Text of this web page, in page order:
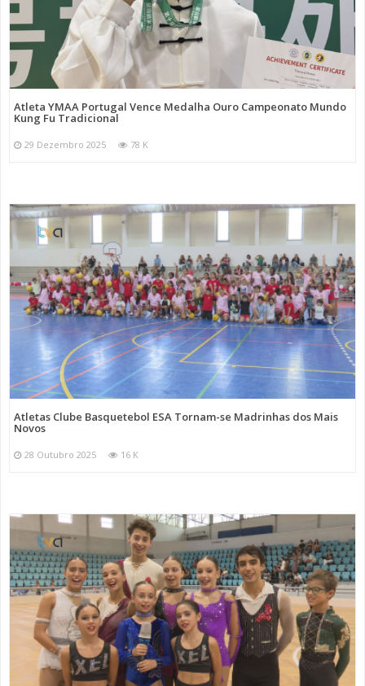
Atleta YMAA Portugal Vence Medalha Ouro Campeonato Mundo
Kung Fu Tradicional
29 Dezembro 2025 78 K
Atletas Clube Basquetebol ESA Tornam-se Madrinhas dos Mais
Novos
28 Outubro 2025 16 K